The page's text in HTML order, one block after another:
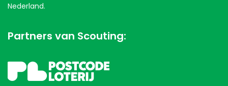
Nederland.
Partners van Scouting: